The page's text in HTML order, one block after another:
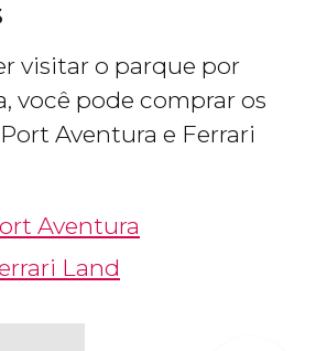
visitar o parque por
você pode comprar os
Aventura e Ferrari
Aventura
Land